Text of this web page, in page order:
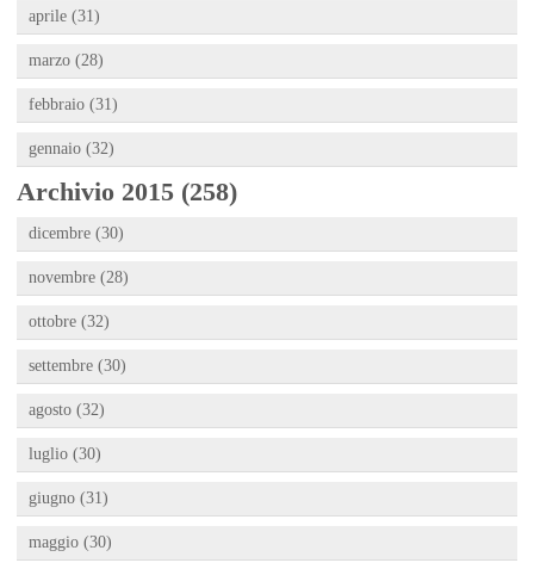
aprile (31)
marzo (28)
febbraio (31)
gennaio (32)
Archivio 2015 (258)
dicembre (30)
novembre (28)
ottobre (32)
settembre (30)
agosto (32)
luglio (30)
giugno (31)
maggio (30)